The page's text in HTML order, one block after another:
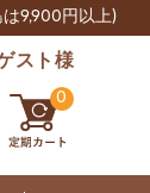
9,900円以上)
スト様
0